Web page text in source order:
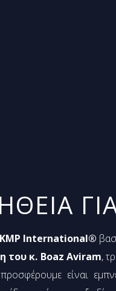
International®
του κ. Boaz Aviram,
είναι